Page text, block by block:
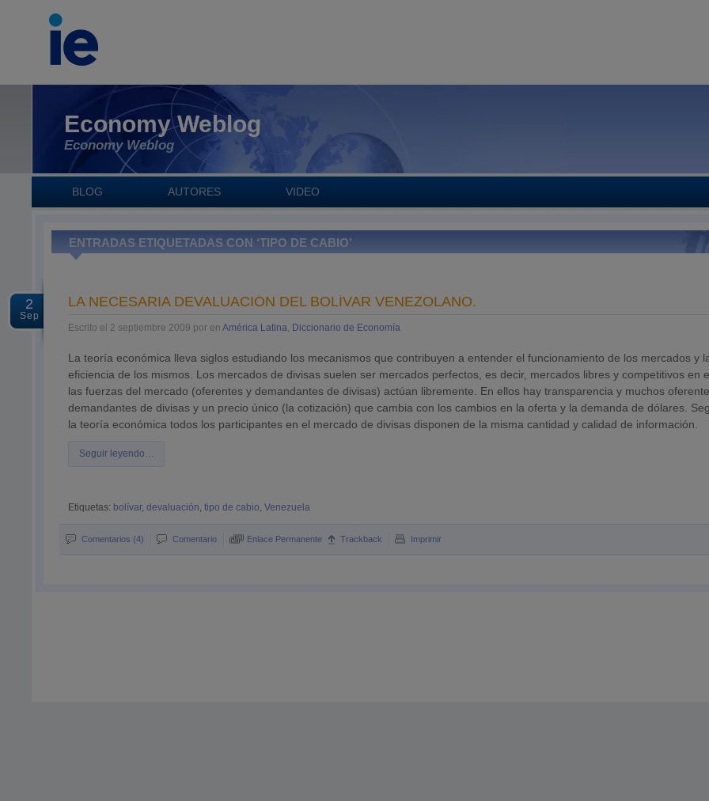
Economy Weblog
Economy Weblog
BLOG AUTORES VIDEO
ENTRADAS ETIQUETADAS CON ‘TIPO DE CABIO’
2
Sep
LA NECESARIA DEVALUACIÓN DEL BOLÍVAR VENEZOLANO.
Escrito el 2 septiembre 2009 por enAmérica Latina, Diccionario de Economía
La teoría económica lleva siglos estudiando los mecanismos que contribuyen a entender el funcionamiento de los mercados y
eficiencia de los mismos. Los mercados de divisas suelen ser mercados perfectos, es decir, mercados libres y competitivos en
las fuerzas del mercado (oferentes y demandantes de divisas) actúan libremente. En ellos hay transparencia y muchos
demandantes de divisas y un precio único (la cotización) que cambia con los cambios en la oferta y la demanda de dólares.
la teoría económica todos los participantes en el mercado de divisas disponen de la misma cantidad y calidad de información.
Seguir leyendo…
Etiquetas: bolívar,devaluación,tipo de cabio,Venezuela
Comentarios (4) Comentario Enlace Permanente Trackback Imprimir